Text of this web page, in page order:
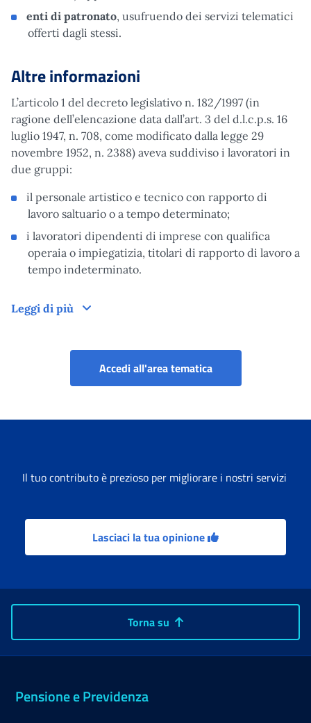
enti di patronato, usufruendo dei servizi telematici
offerti dagli stessi.
Altre informazioni
L’articolo 1 del decreto legislativo n. 182/1997 (in
ragione dell’elencazione data dall’art. 3 del d.l.c.p.s. 16
luglio 1947, n. 708, come modificato dalla legge 29
novembre 1952, n. 2388) aveva suddiviso i lavoratori in
due gruppi:
il personale artistico e tecnico con rapporto di
lavoro saltuario o a tempo determinato;
i lavoratori dipendenti di imprese con qualifica
operaia o impiegatizia, titolari di rapporto di lavoro a
tempo indeterminato.
Leggi di più Altre informazioni
Accedi all'area tematicaServizi per i
Il tuo contributo è prezioso per migliorare i nostri servizi
Lasciaci la tua opinione
Torna su
Pensione e Previdenza